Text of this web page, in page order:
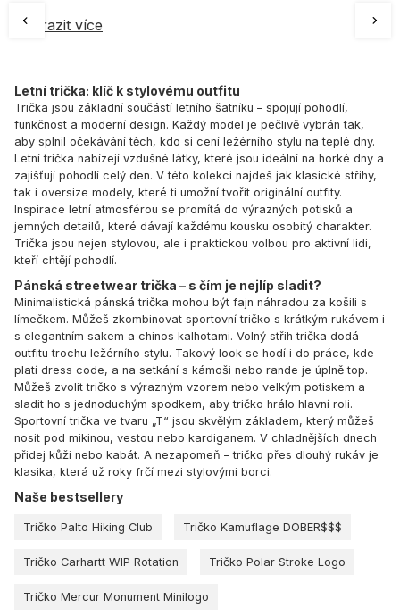
Zobrazit více
Letní trička: klíč k stylovému outfitu
Trička jsou základní součástí letního šatníku – spojují pohodlí,
funkčnost a moderní design. Každý model je pečlivě vybrán tak,
aby splnil očekávání těch, kdo si cení ležérního stylu na teplé dny.
Letní trička nabízejí vzdušné látky, které jsou ideální na horké dny a
zajišťují pohodlí celý den. V této kolekci najdeš jak klasické střihy,
tak i oversize modely, které ti umožní tvořit originální outfity.
Inspirace letní atmosférou se promítá do výrazných potisků a
jemných detailů, které dávají každému kousku osobitý charakter.
Trička jsou nejen stylovou, ale i praktickou volbou pro aktivní lidi,
kteří chtějí pohodlí.
Pánská streetwear trička – s čím je nejlíp sladit?
Minimalistická pánská trička mohou být fajn náhradou za košili s
límečkem. Můžeš zkombinovat sportovní tričko s krátkým rukávem i
s elegantním sakem a chinos kalhotami. Volný střih trička dodá
outfitu trochu ležérního stylu. Takový look se hodí i do práce, kde
platí dress code, a na setkání s kámoši nebo rande je úplně top.
Můžeš zvolit tričko s výrazným vzorem nebo velkým potiskem a
sladit ho s jednoduchým spodkem, aby tričko hrálo hlavní roli.
Sportovní trička ve tvaru „T“ jsou skvělým základem, který můžeš
nosit pod mikinou, vestou nebo kardiganem. V chladnějších dnech
přidej kůži nebo kabát. A nezapomeň – tričko přes dlouhý rukáv je
klasika, která už roky frčí mezi stylovými borci.
Naše bestsellery
Tričko Palto Hiking Club Tričko Kamuflage DOBER$$$
Tričko Carhartt WIP Rotation Tričko Polar Stroke Logo
Tričko Mercur Monument Minilogo